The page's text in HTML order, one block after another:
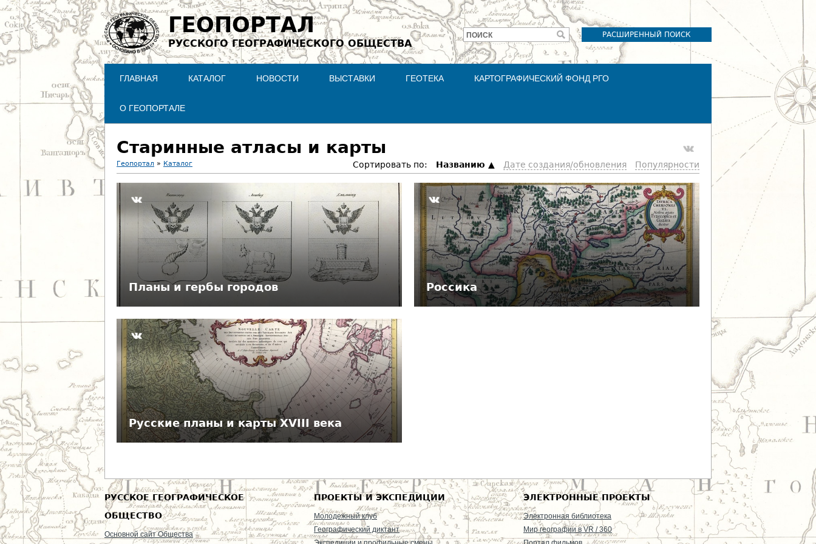
Jump to navigation
ГЕОПОРТАЛ
РУССКОГО ГЕОГРАФИЧЕСКОГО ОБЩЕСТВА
РАСШИРЕННЫЙ ПОИСК
Форма
поиска
ПОИСК
ГЛАВНАЯ КАТАЛОГ НОВОСТИ ВЫСТАВКИ ГЕОТЕКА КАРТОГРАФИЧЕСКИЙ ФОНД РГО
О ГЕОПОРТАЛЕ
Старинные атласы и карты
В
ы
з
д
Геопортал » Каталог Сортировать по: Hазванию Дате создания/обновления Популярности
Планы и гербы городов Россика
Русские планы и карты XVIII века
РУССКОЕ ГЕОГРАФИЧЕСКОЕ
ОБЩЕСТВО
Основной сайт Общества
ПРОЕКТЫ И ЭКСПЕДИЦИИ
Молодежный клуб
Географический диктант
ЭЛЕКТРОННЫЕ ПРОЕКТЫ
Электронная библиотека
Мир географии в VR / 360